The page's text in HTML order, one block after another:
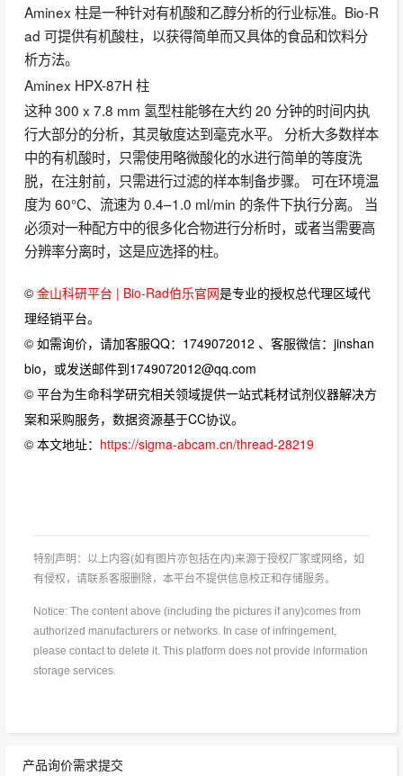
Aminex 柱是一种针对有机酸和乙醇分析的行业标准。Bio-R
ad 可提供有机酸柱，以获得简单而又具体的食品和饮料分
析方法。
Aminex HPX-87H 柱
这种 300 x 7.8 mm 氢型柱能够在大约 20 分钟的时间内执
行大部分的分析，其灵敏度达到毫克水平。 分析大多数样本
中的有机酸时，只需使用略微酸化的水进行简单的等度洗
脱，在注射前，只需进行过滤的样本制备步骤。 可在环境温
度为 60°C、流速为 0.4–1.0 ml/min 的条件下执行分离。 当
必须对一种配方中的很多化合物进行分析时，或者当需要高
分辨率分离时，这是应选择的柱。
© 金山科研平台 | Bio-Rad伯乐官网是专业的授权总代理区域代
理经销平台。
© 如需询价，请加客服QQ：1749072012 、客服微信：jinshan
bio，或发送邮件到1749072012@qq.com
© 平台为生命科学研究相关领域提供一站式耗材试剂仪器解决方
案和采购服务，数据资源基于CC协议。
© 本文地址： https://sigma-abcam.cn/thread-28219
特别声明：以上内容(如有图片亦包括在内)来源于授权厂家或网络，如
有侵权，请联系客服删除，本平台不提供信息校正和存储服务。
Notice: The content above (including the pictures if any)comes from
authorized manufacturers or networks. In case of infringement,
please contact to delete it. This platform does not provide information
storage services.
产品询价需求提交